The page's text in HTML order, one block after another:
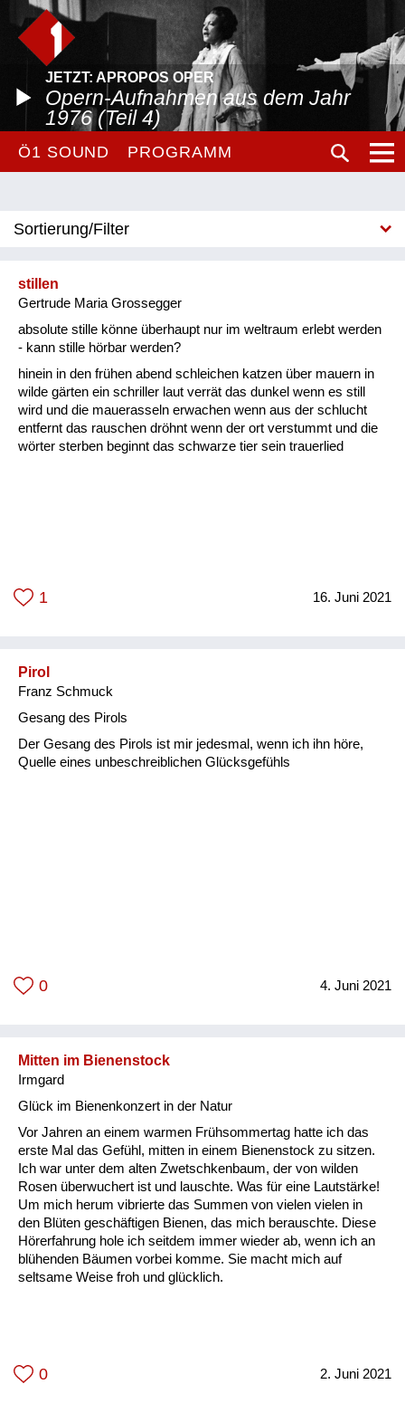
JETZT: APROPOS OPER
Opern-Aufnahmen aus dem Jahr
1976 (Teil 4)
Ö1 SOUND PROGRAMM
Sortierung/Filter
Neu
stillen
Gertrude Maria Grossegger
absolute stille könne überhaupt nur im weltraum erlebt werden
- kann stille hörbar werden?
hinein in den frühen abend schleichen katzen über mauern in
wilde gärten ein schriller laut verrät das dunkel wenn es still
wird und die mauerasseln erwachen wenn aus der schlucht
entfernt das rauschen dröhnt wenn der ort verstummt und die
wörter sterben beginnt das schwarze tier sein trauerlied
1 16. Juni 2021
Pirol
Franz Schmuck
Gesang des Pirols
Der Gesang des Pirols ist mir jedesmal, wenn ich ihn höre,
Quelle eines unbeschreiblichen Glücksgefühls
0 4. Juni 2021
Mitten im Bienenstock
Irmgard
Glück im Bienenkonzert in der Natur
Vor Jahren an einem warmen Frühsommertag hatte ich das
erste Mal das Gefühl, mitten in einem Bienenstock zu sitzen.
Ich war unter dem alten Zwetschkenbaum, der von wilden
Rosen überwuchert ist und lauschte. Was für eine Lautstärke!
Um mich herum vibrierte das Summen von vielen vielen in
den Blüten geschäftigen Bienen, das mich berauschte. Diese
Hörerfahrung hole ich seitdem immer wieder ab, wenn ich an
blühenden Bäumen vorbei komme. Sie macht mich auf
seltsame Weise froh und glücklich.
0 2. Juni 2021